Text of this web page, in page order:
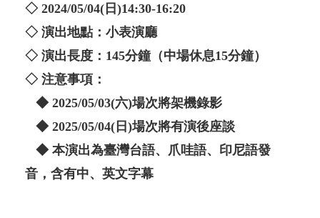
◇ 2024/05/04(日)14:30-16:20
◇ 演出地點：小表演廳
◇ 演出長度：145分鐘（中場休息15分鐘）
◇ 注意事項：
◆ 2025/05/03(六)場次將架機錄影
◆ 2025/05/04(日)場次將有演後座談
◆ 本演出為臺灣台語、爪哇語、印尼語發
音，含有中、英文字幕